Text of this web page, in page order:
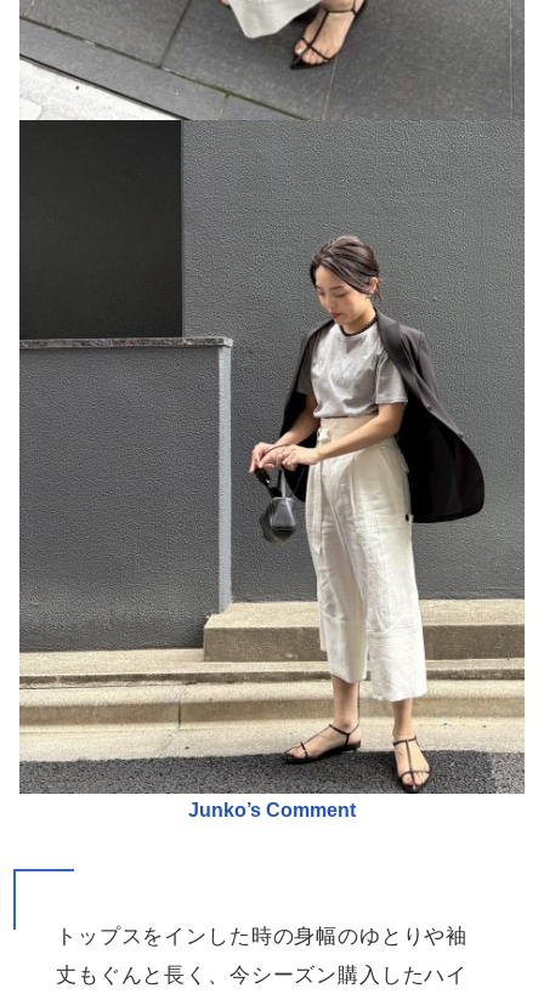
Junko’s Comment
トップスをインした時の身幅のゆとりや袖
丈もぐんと長く、今シーズン購入したハイ